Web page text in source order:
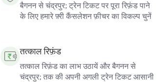
बैगनन से चंद्रपुर; ट्रेन टिकट पर पूरा रिफ़ंड पाने
के लिए हमारे फ़्री कैंसलेशन फ़ीचर का विकल्प चुनें
तत्काल रिफ़ंड
तत्काल रिफ़ंड का लाभ उठायें और बैगनन से
चंद्रपुर; तक की अपनी अगली ट्रेन टिकट आसानी